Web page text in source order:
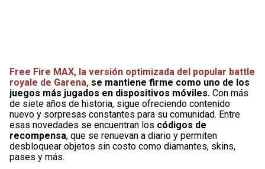
Free Fire MAX, la versión optimizada del popular battle
royale de Garena, se mantiene firme como uno de los
juegos más jugados en dispositivos móviles. Con más
de siete años de historia, sigue ofreciendo contenido
nuevo y sorpresas constantes para su comunidad. Entre
esas novedades se encuentran los códigos de
recompensa, que se renuevan a diario y permiten
desbloquear objetos sin costo como diamantes, skins,
pases y más.